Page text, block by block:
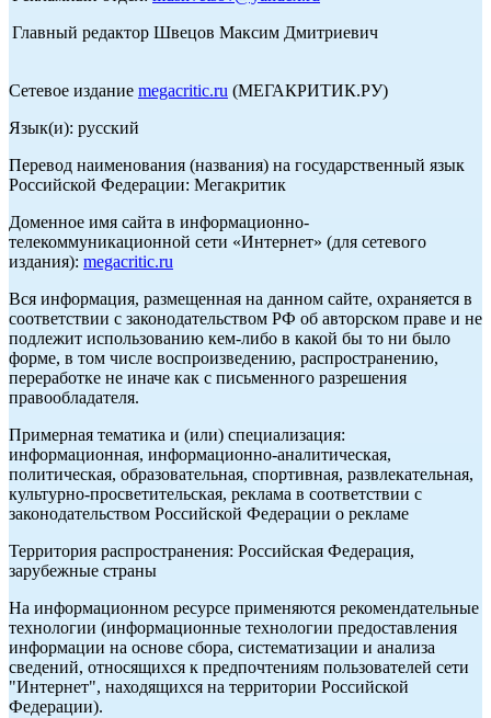
Главный редактор Швецов Максим Дмитриевич
Сетевое издание megacritic.ru (МЕГАКРИТИК.РУ)
Язык(и): русский
Перевод наименования (названия) на государственный язык
Российской Федерации: Мегакритик
Доменное имя сайта в информационно-
телекоммуникационной сети «Интернет» (для сетевого
издания): megacritic.ru
Вся информация, размещенная на данном сайте, охраняется в
соответствии с законодательством РФ об авторском праве и не
подлежит использованию кем-либо в какой бы то ни было
форме, в том числе воспроизведению, распространению,
переработке не иначе как с письменного разрешения
правообладателя.
Примерная тематика и (или) специализация:
информационная, информационно-аналитическая,
политическая, образовательная, спортивная, развлекательная,
культурно-просветительская, реклама в соответствии с
законодательством Российской Федерации о рекламе
Территория распространения: Российская Федерация,
зарубежные страны
На информационном ресурсе применяются рекомендательные
технологии (информационные технологии предоставления
информации на основе сбора, систематизации и анализа
сведений, относящихся к предпочтениям пользователей сети
"Интернет", находящихся на территории Российской
Федерации).